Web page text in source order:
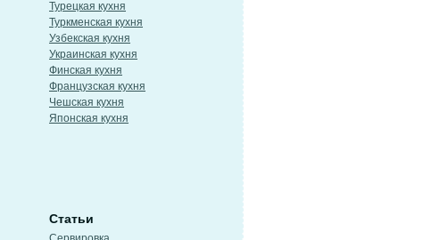
Турецкая кухня
Туркменская кухня
Узбекская кухня
Украинская кухня
Финская кухня
Французская кухня
Чешская кухня
Японская кухня
Статьи